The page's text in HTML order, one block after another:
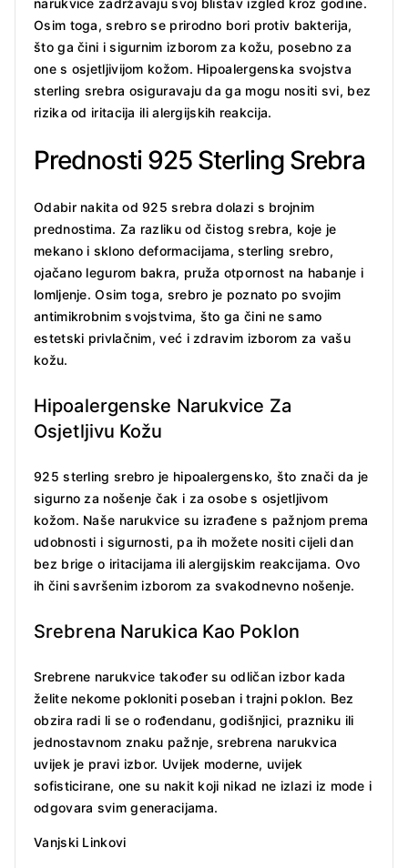
narukvice zadržavaju svoj blistav izgled kroz godine.
Osim toga, srebro se prirodno bori protiv bakterija,
što ga čini i sigurnim izborom za kožu, posebno za
one s osjetljivijom kožom. Hipoalergenska svojstva
sterling srebra osiguravaju da ga mogu nositi svi, bez
rizika od iritacija ili alergijskih reakcija.
Prednosti 925 Sterling Srebra
Odabir nakita od 925 srebra dolazi s brojnim
prednostima. Za razliku od čistog srebra, koje je
mekano i sklono deformacijama, sterling srebro,
ojačano legurom bakra, pruža otpornost na habanje i
lomljenje. Osim toga, srebro je poznato po svojim
antimikrobnim svojstvima, što ga čini ne samo
estetski privlačnim, već i zdravim izborom za vašu
kožu.
Hipoalergenske Narukvice Za
Osjetljivu Kožu
925 sterling srebro je hipoalergensko, što znači da je
sigurno za nošenje čak i za osobe s osjetljivom
kožom. Naše narukvice su izrađene s pažnjom prema
udobnosti i sigurnosti, pa ih možete nositi cijeli dan
bez brige o iritacijama ili alergijskim reakcijama. Ovo
ih čini savršenim izborom za svakodnevno nošenje.
Srebrena Narukica Kao Poklon
Srebrene narukvice također su odličan izbor kada
želite nekome pokloniti poseban i trajni poklon. Bez
obzira radi li se o rođendanu, godišnjici, prazniku ili
jednostavnom znaku pažnje, srebrena narukvica
uvijek je pravi izbor. Uvijek moderne, uvijek
sofisticirane, one su nakit koji nikad ne izlazi iz mode i
odgovara svim generacijama.
Vanjski Linkovi